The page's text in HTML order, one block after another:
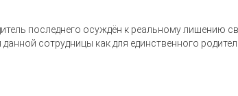
последнего осуждён к реальному лишению
сотрудницы как для единственного